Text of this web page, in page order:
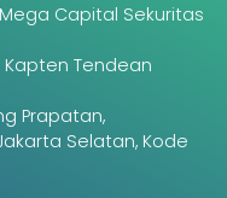
Capital Sekuritas
Kapten Tendean
Prapatan,
Selatan, Kode